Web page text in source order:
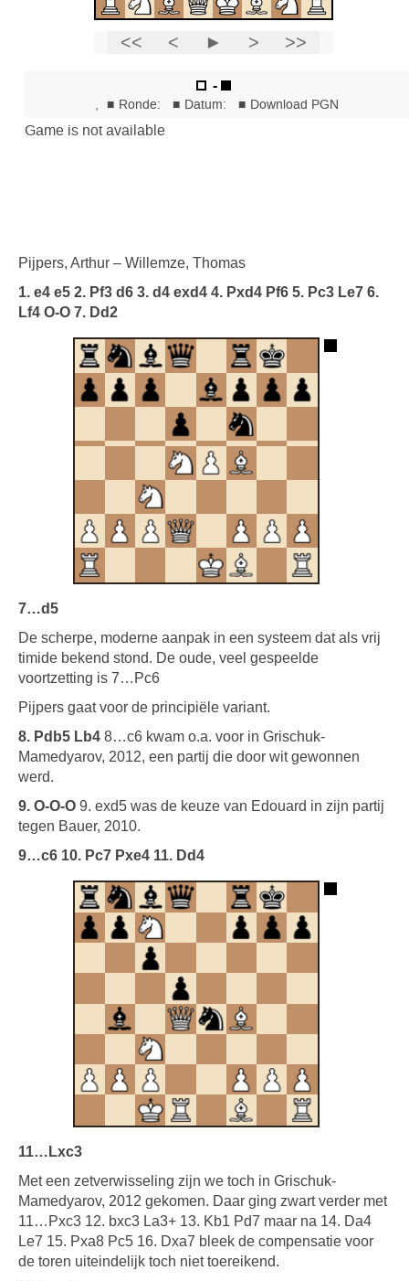
Pijpers, Arthur – Willemze, Thomas
1. e4 e5 2. Pf3 d6 3. d4 exd4 4. Pxd4 Pf6 5. Pc3 Le7 6.
Lf4 O-O 7. Dd2
7…d5
De scherpe, moderne aanpak in een systeem dat als vrij
timide bekend stond. De oude, veel gespeelde
voortzetting is 7…Pc6
Pijpers gaat voor de principiële variant.
8. Pdb5 Lb4 8…c6 kwam o.a. voor in Grischuk-
Mamedyarov, 2012, een partij die door wit gewonnen
werd.
9. O-O-O 9. exd5 was de keuze van Edouard in zijn partij
tegen Bauer, 2010.
9…c6 10. Pc7 Pxe4 11. Dd4
11…Lxc3
Met een zetverwisseling zijn we toch in Grischuk-
Mamedyarov, 2012 gekomen. Daar ging zwart verder met
11…Pxc3 12. bxc3 La3+ 13. Kb1 Pd7 maar na 14. Da4
Le7 15. Pxa8 Pc5 16. Dxa7 bleek de compensatie voor
de toren uiteindelijk toch niet toereikend.